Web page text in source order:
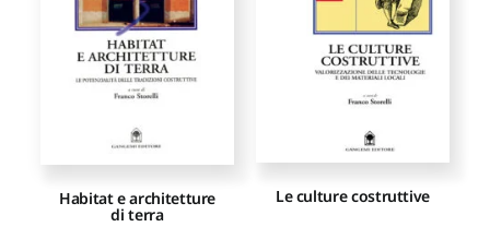
Habitat e architetture
di terra
Le culture costruttive